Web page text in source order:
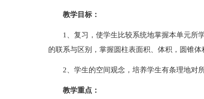
教学目标：
1、复习，使学生比较系统地掌握本单元所
的联系与区别，掌握圆柱表面积、体积，圆锥体
2、学生的空间观念，培养学生有条理地对
教学重点：